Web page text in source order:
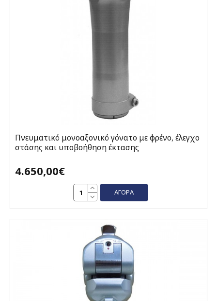
Πνευματικό μονοαξονικό γόνατο με φρένο, έλεγχο
στάσης και υποβοήθηση έκτασης
4.650,00€
ΑΓΟΡΆ